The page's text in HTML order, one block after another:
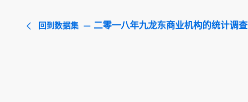
回到数据集 二零一八年九龙东商业机构的统计调查